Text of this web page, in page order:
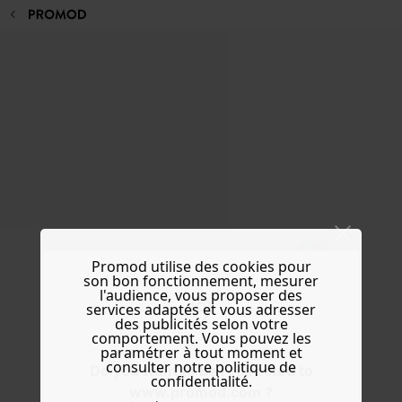
Do you want to be redirected to
www.promod.com ?
Promod utilise des cookies pour
son bon fonctionnement, mesurer
l'audience, vous proposer des
services adaptés et vous adresser
des publicités selon votre
comportement. Vous pouvez les
paramétrer à tout moment et
consulter notre politique de
confidentialité.